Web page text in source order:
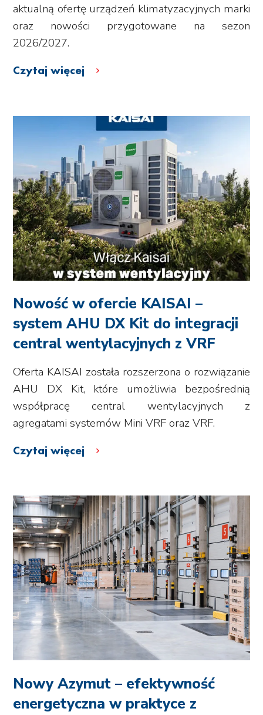
aktualną ofertę urządzeń klimatyzacyjnych marki
oraz nowości przygotowane na sezon
2026/2027.
Czytaj więcej
Nowość w ofercie KAISAI –
system AHU DX Kit do integracji
central wentylacyjnych z VRF
Oferta KAISAI została rozszerzona o rozwiązanie
AHU DX Kit, które umożliwia bezpośrednią
współpracę central wentylacyjnych z
agregatami systemów Mini VRF oraz VRF.
Czytaj więcej
Nowy Azymut – efektywność
energetyczna w praktyce z